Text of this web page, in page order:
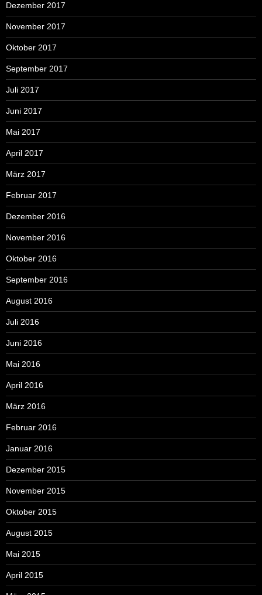
Dezember 2017
November 2017
Oktober 2017
September 2017
Juli 2017
Juni 2017
Mai 2017
April 2017
März 2017
Februar 2017
Dezember 2016
November 2016
Oktober 2016
September 2016
August 2016
Juli 2016
Juni 2016
Mai 2016
April 2016
März 2016
Februar 2016
Januar 2016
Dezember 2015
November 2015
Oktober 2015
August 2015
Mai 2015
April 2015